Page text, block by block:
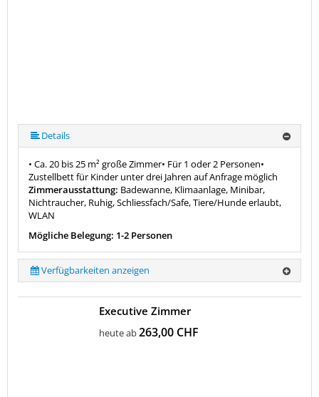
Details
• Ca. 20 bis 25 m² große Zimmer• Für 1 oder 2 Personen•
Zustellbett für Kinder unter drei Jahren auf Anfrage möglich
Zimmerausstattung: Badewanne, Klimaanlage, Minibar,
Nichtraucher, Ruhig, Schliessfach/Safe, Tiere/Hunde erlaubt,
WLAN
Mögliche Belegung: 1-2 Personen
Verfügbarkeiten anzeigen
Executive Zimmer
heute ab263,00 CHF